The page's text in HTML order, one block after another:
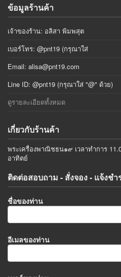
ข้อมูลร้านค้า
เจ้าของร้าน: อลิสา พิมพสุต
เบอร์โทร: @pnt19 (กรุณาใส่
Email: alisa@pnt19.com
Line ID: @pnt19 (กรุณาใส่ "@" ด้วย)
ดูรายละเอียดทั้งหมด
เกี่ยวกับร้านค้า
พระเครื่องพาณิชธน๑๙ เวลาทำการ
อาทิตย์
ติดต่อสอบถาม - สั่งจอง - แจ้งชำ
ชื่อของท่าน
อีเมลของท่าน